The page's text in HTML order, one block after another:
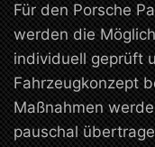
Für den Porsche
werden die
individuell geprüft
Fahrzeugkonzept
Maßnahmen
pauschal